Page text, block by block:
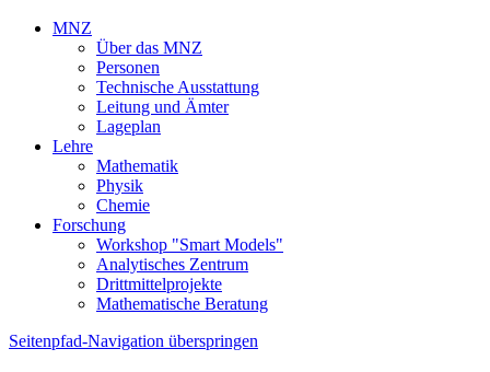
MNZ
Über das MNZ
Personen
Technische Ausstattung
Leitung und Ämter
Lageplan
Lehre
Mathematik
Physik
Chemie
Forschung
Workshop "Smart Models"
Analytisches Zentrum
Drittmittelprojekte
Mathematische Beratung
Seitenpfad-Navigation überspringen